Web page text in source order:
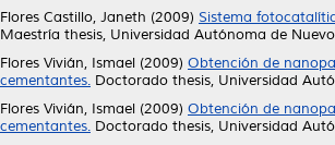
Flores Castillo, Janeth (2009) Sistema
Maestría thesis, Universidad Autónoma de
Flores Vivián, Ismael (2009) Obtención de
cementantes. Doctorado thesis, Universidad
Flores Vivián, Ismael (2009) Obtención de
cementantes. Doctorado thesis, Universidad